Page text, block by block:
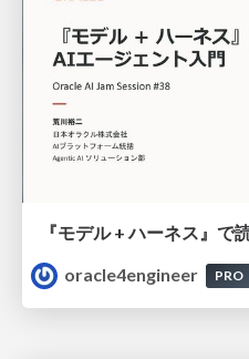
oracle4engineer
PRO